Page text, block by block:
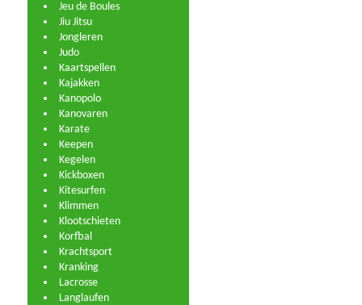
Jeu de Boules
Jiu Jitsu
Jongleren
Judo
Kaartspellen
Kajakken
Kanopolo
Kanovaren
Karate
Keepen
Kegelen
Kickboxen
Kitesurfen
Klimmen
Klootschieten
Korfbal
Krachtsport
Kranking
Lacrosse
Langlaufen